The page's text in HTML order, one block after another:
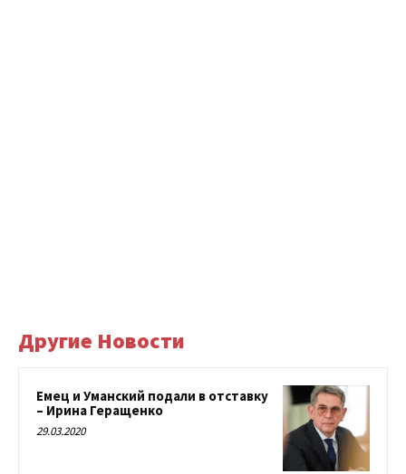
Другие Новости
Емец и Уманский подали в отставку
– Ирина Геращенко
29.03.2020